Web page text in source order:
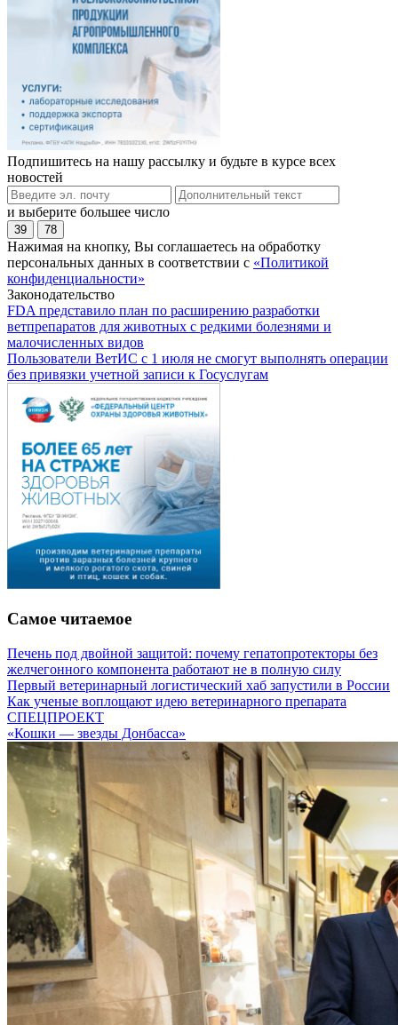
Подпишитесь на нашу рассылку и будьте в курсе всех
новостей
и выберите большее число
39 78
Нажимая на кнопку, Вы соглашаетесь на обработку
персональных данных в соответствии с «Политикой
конфиденциальности»
Законодательство
FDA представило план по расширению разработки
ветпрепаратов для животных с редкими болезнями и
малочисленных видов
Пользователи ВетИС с 1 июля не смогут выполнять операции
без привязки учетной записи к Госуслугам
Самое читаемое
Печень под двойной защитой: почему гепатопротекторы без
желчегонного компонента работают не в полную силу
Первый ветеринарный логистический хаб запустили в России
Как ученые воплощают идею ветеринарного препарата
СПЕЦПРОЕКТ
«Кошки — звезды Донбасса»